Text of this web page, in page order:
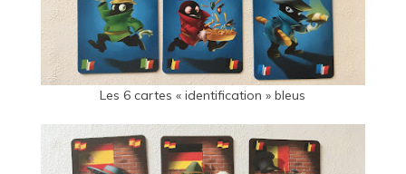
Les 6 cartes « identification » bleus